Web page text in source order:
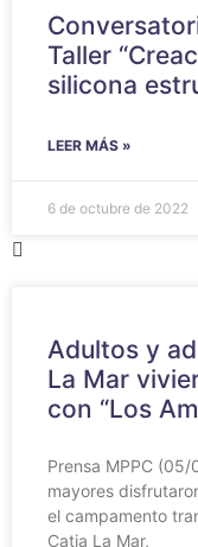
Taller
silicona
LEER MÁS »
6 de octubre de 2022
Adultos y
La Mar
con “Los
Prensa MPPC
mayores
el campamento
Catia La Mar,